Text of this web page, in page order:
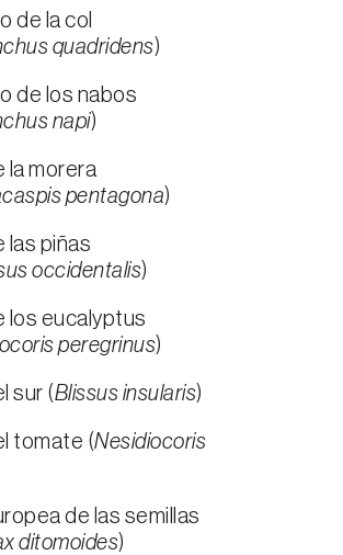
de la col
quadridens)
de los nabos
napi)
la morera
pentagona)
las piñas
occidentalis)
los eucalyptus
peregrinus)
sur (Blissus insularis)
tomate (Nesidiocoris
de las semillas
ditomoides)